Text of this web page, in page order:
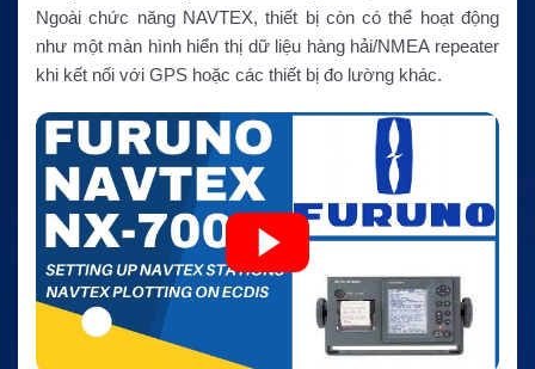
Ngoài chức năng NAVTEX, thiết bị còn có thể hoạt động
như một màn hình hiển thị dữ liệu hàng hải/NMEA repeater
khi kết nối với GPS hoặc các thiết bị đo lường khác.